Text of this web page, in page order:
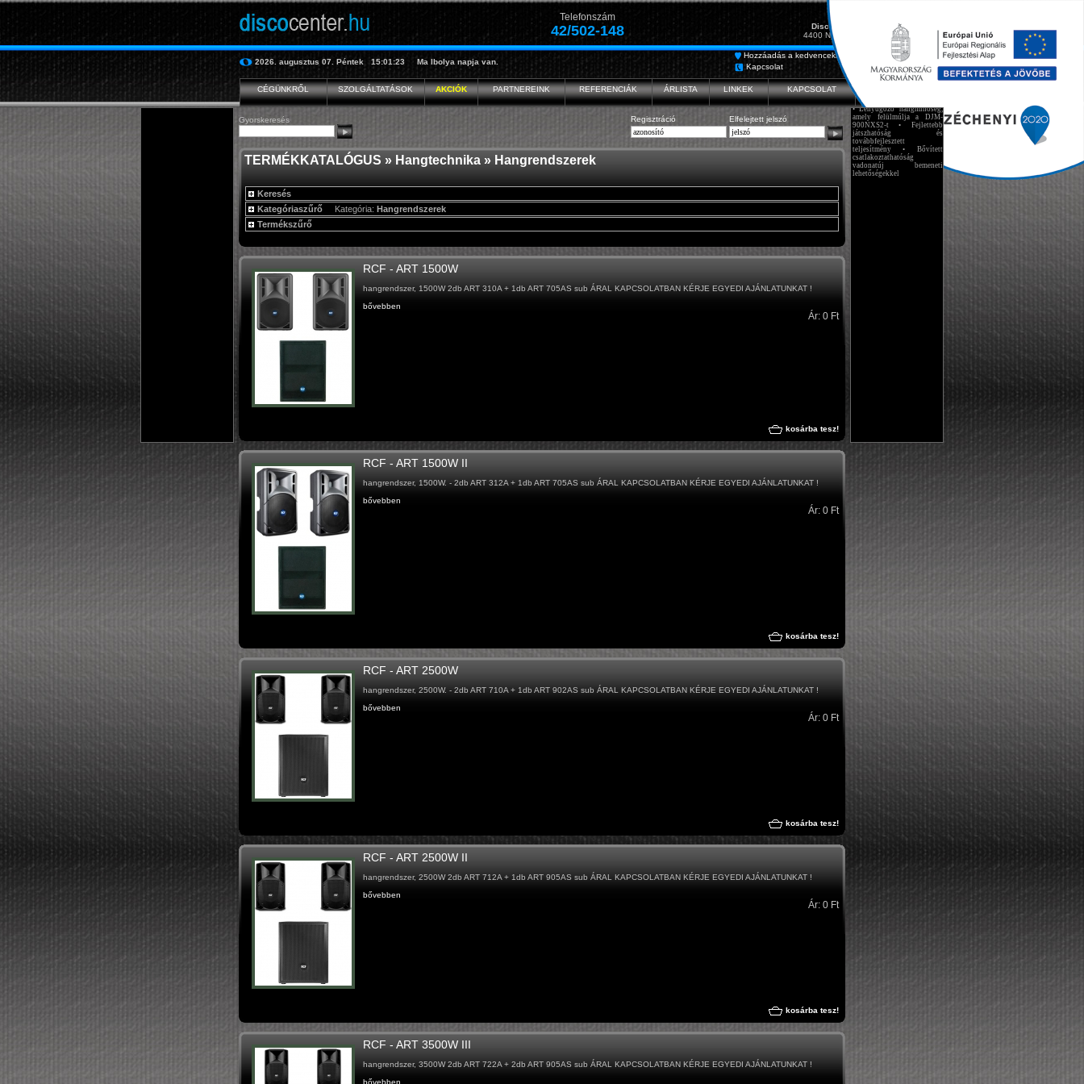
Telefonszám
42/502-148
DiscoCenter, rendezvénytechnika
4400 Nyíregyháza, Váci MIhály u. 41.
2026. augusztus 07. Péntek15:01:23 Ma Ibolya napja van.
Hozzáadás a kedvencekhez
Kapcsolat
Fórum
Feliratkozás hírlevélre
CÉGÜNKRŐL SZOLGÁLTATÁSOK AKCIÓK PARTNEREINK REFERENCIÁK ÁRLISTA LINKEK KAPCSOLAT
Gyorskeresés Regisztráció Elfelejtett jelszó
TERMÉKKATALÓGUS » Hangtechnika » Hangrendszerek
Keresés
Kategóriaszűrő Kategória: Hangrendszerek
Termékszűrő
RCF - ART 1500W
hangrendszer, 1500W 2db ART 310A + 1db ART 705AS sub ÁRAL KAPCSOLATBAN KÉRJE EGYEDI AJÁNLATUNKAT !
bővebben
Ár: 0 Ft
kosárba tesz!
RCF - ART 1500W II
hangrendszer, 1500W. - 2db ART 312A + 1db ART 705AS sub ÁRAL KAPCSOLATBAN KÉRJE EGYEDI AJÁNLATUNKAT !
bővebben
Ár: 0 Ft
kosárba tesz!
RCF - ART 2500W
hangrendszer, 2500W. - 2db ART 710A + 1db ART 902AS sub ÁRAL KAPCSOLATBAN KÉRJE EGYEDI AJÁNLATUNKAT !
bővebben
Ár: 0 Ft
kosárba tesz!
RCF - ART 2500W II
hangrendszer, 2500W 2db ART 712A + 1db ART 905AS sub ÁRAL KAPCSOLATBAN KÉRJE EGYEDI AJÁNLATUNKAT !
bővebben
Ár: 0 Ft
kosárba tesz!
RCF - ART 3500W III
hangrendszer, 3500W 2db ART 722A + 2db ART 905AS sub ÁRAL KAPCSOLATBAN KÉRJE EGYEDI AJÁNLATUNKAT !
bővebben
Bemutatjuk a DJM-A9
következő generációs
professzionális DJ keverőjét
• Lenyűgöző hangminőség,
amely felülmúlja a DJM-
900NXS2-t • Fejlettebb
játszhatóság és
továbbfejlesztett
teljesítmény • Bővített
csatlakoztathatóság
vadonatúj bemeneti
lehetőségekkel